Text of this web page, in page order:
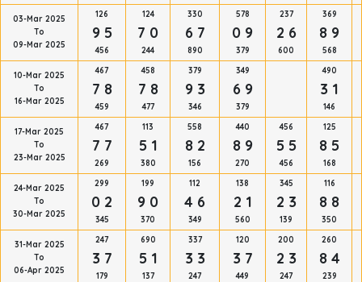
03-Mar 2025
To
09-Mar 2025
126
9 5
456
124
7 0
244
330
6 7
890
578
0 9
379
237
2 6
600
369
8 9
568
10-Mar 2025
To
16-Mar 2025
467
7 8
459
458
7 8
477
379
9 3
346
349
6 9
379
490
3 1
146
17-Mar 2025
To
23-Mar 2025
467
7 7
269
113
5 1
380
558
8 2
156
440
8 9
270
456
5 5
456
125
8 5
168
24-Mar 2025
To
30-Mar 2025
299
0 2
345
199
9 0
370
112
4 6
349
138
2 1
560
345
2 3
139
116
8 8
350
31-Mar 2025
To
06-Apr 2025
247
3 7
179
690
5 1
137
337
3 3
247
120
3 7
449
200
2 3
247
260
8 4
239